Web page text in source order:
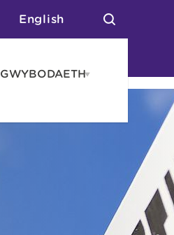
English
GWYBODAETHOpen